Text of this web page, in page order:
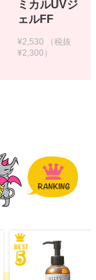
ミカルUVジ
ェルFF
¥2,530
（税抜
¥2,300）